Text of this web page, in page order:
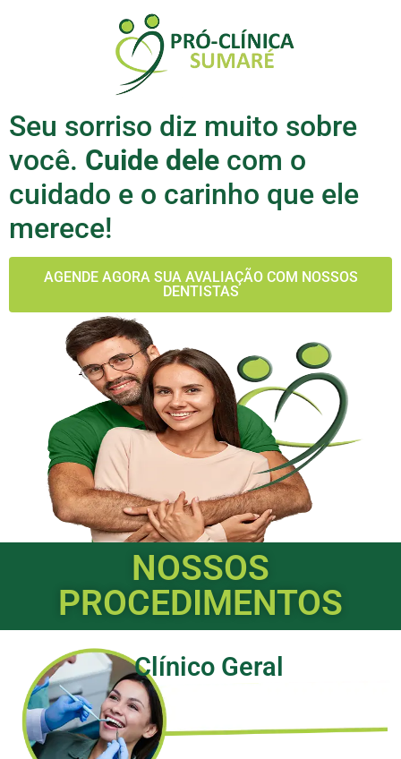
Seu sorriso diz muito sobre
você. Cuide dele com o
cuidado e o carinho que ele
merece!
AGENDE AGORA SUA AVALIAÇÃO COM NOSSOS
DENTISTAS
NOSSOS
PROCEDIMENTOS
Clínico Geral